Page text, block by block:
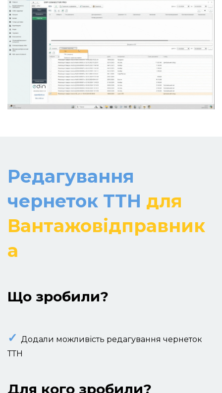
Редагування
чернеток ТТН для
Вантажовідправник
а
Що зробили?
✓ Додали можливість редагування чернеток
ТТН
Для кого зробили?